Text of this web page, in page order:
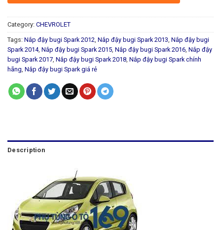
Category: CHEVROLET
Tags: Nắp đậy bugi Spark 2012, Nắp đậy bugi Spark 2013, Nắp đậy bugi
Spark 2014, Nắp đậy bugi Spark 2015, Nắp đậy bugi Spark 2016, Nắp đậy
bugi Spark 2017, Nắp đậy bugi Spark 2018, Nắp đậy bugi Spark chính
hãng, Nắp đậy bugi Spark giá rẻ
Description